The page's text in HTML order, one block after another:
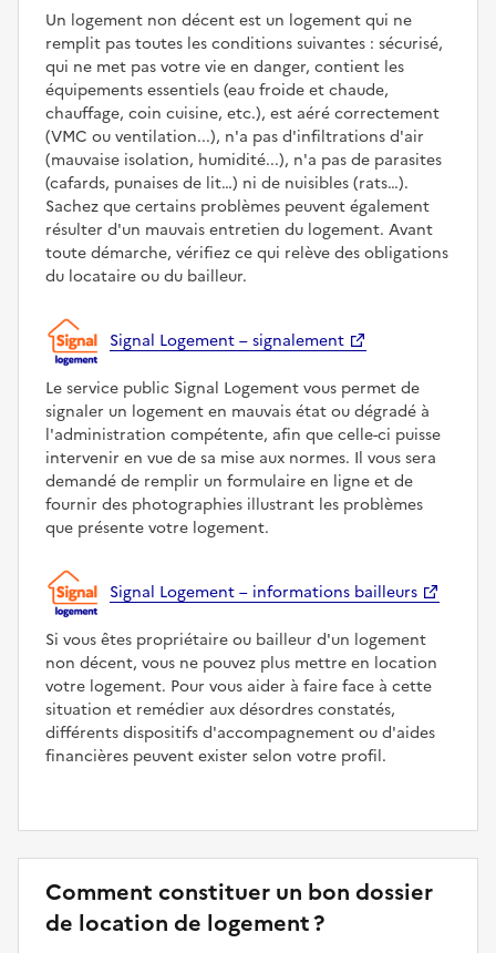
Un logement non décent est un logement qui ne
remplit pas toutes les conditions suivantes : sécurisé,
qui ne met pas votre vie en danger, contient les
équipements essentiels (eau froide et chaude,
chauffage, coin cuisine, etc.), est aéré correctement
(VMC ou ventilation...), n'a pas d'infiltrations d'air
(mauvaise isolation, humidité...), n'a pas de parasites
(cafards, punaises de lit…) ni de nuisibles (rats…).
Sachez que certains problèmes peuvent également
résulter d'un mauvais entretien du logement. Avant
toute démarche, vérifiez ce qui relève des obligations
du locataire ou du bailleur.
Signal Logement – signalement
Le service public Signal Logement vous permet de
signaler un logement en mauvais état ou dégradé à
l'administration compétente, afin que celle-ci puisse
intervenir en vue de sa mise aux normes. Il vous sera
demandé de remplir un formulaire en ligne et de
fournir des photographies illustrant les problèmes
que présente votre logement.
Signal Logement – informations bailleurs
Si vous êtes propriétaire ou bailleur d'un logement
non décent, vous ne pouvez plus mettre en location
votre logement. Pour vous aider à faire face à cette
situation et remédier aux désordres constatés,
différents dispositifs d'accompagnement ou d'aides
financières peuvent exister selon votre profil.
Comment constituer un bon dossier
de location de logement ?